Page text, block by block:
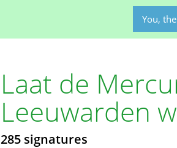
You,
Laat de
Leeuwarden
285 signatures